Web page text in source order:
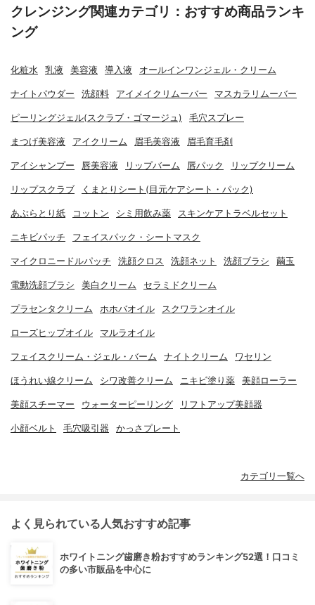
クレンジング関連カテゴリ：おすすめ商品ランキ
ング
化粧水 乳液 美容液 導入液 オールインワンジェル・クリーム
ナイトパウダー 洗顔料 アイメイクリムーバー マスカラリムーバー
ピーリングジェル(スクラブ・ゴマージュ) 毛穴スプレー
まつげ美容液 アイクリーム 眉毛美容液 眉毛育毛剤
アイシャンプー 唇美容液 リップバーム 唇パック リップクリーム
リップスクラブ くまとりシート(目元ケアシート・パック)
あぶらとり紙 コットン シミ用飲み薬 スキンケアトラベルセット
ニキビパッチ フェイスパック・シートマスク
マイクロニードルパッチ 洗顔クロス 洗顔ネット 洗顔ブラシ 繭玉
電動洗顔ブラシ 美白クリーム セラミドクリーム
プラセンタクリーム ホホバオイル スクワランオイル
ローズヒップオイル マルラオイル
フェイスクリーム・ジェル・バーム ナイトクリーム ワセリン
ほうれい線クリーム シワ改善クリーム ニキビ塗り薬 美顔ローラー
美顔スチーマー ウォーターピーリング リフトアップ美顔器
小顔ベルト 毛穴吸引器 かっさプレート
カテゴリ一覧へ
よく見られている人気おすすめ記事
ホワイトニング歯磨き粉おすすめランキング52選！口コミ
の多い市販品を中心に